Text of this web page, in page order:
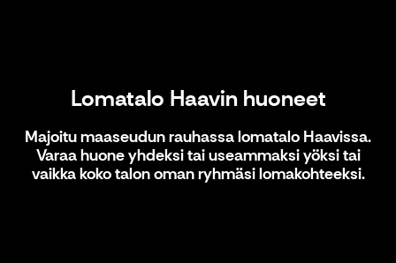
Lomatalo Haavin huoneet
Majoitu maaseudun rauhassa lomatalo Haavissa.
Varaa huone yhdeksi tai useammaksi yöksi tai
vaikka koko talon oman ryhmäsi lomakohteeksi.